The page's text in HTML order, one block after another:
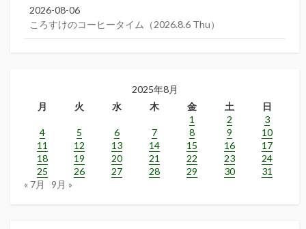
2026-08-06
ころすけのコーヒータイム（2026.8.6 Thu）
2025年8月
月
火 水 木 金 土
日
1
2
3
4
5 6 7 8 9
10
11
12 13 14 15 16
17
18
19 20 21 22 23
24
25
26 27 28 29 30
31
« 7月
9月 »